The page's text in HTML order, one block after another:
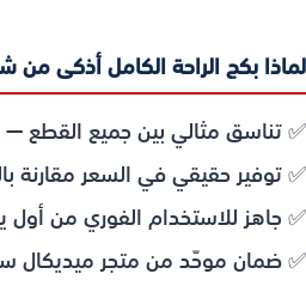
لماذا بكج الراحة الكامل أذكى من
✅ تناسق مثالي بين جميع
✅ توفير حقيقي في السعر مقارنة
✅ جاهز للاستخدام الفوري من
✅ ضمان موحّد من متجر ميديكال